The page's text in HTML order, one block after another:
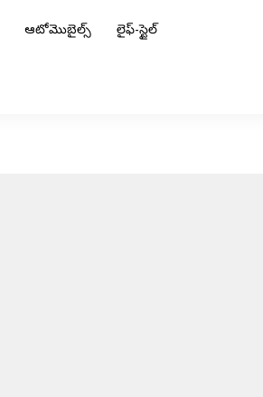
ఆటోమొబైల్స్ లైఫ్-స్టైల్